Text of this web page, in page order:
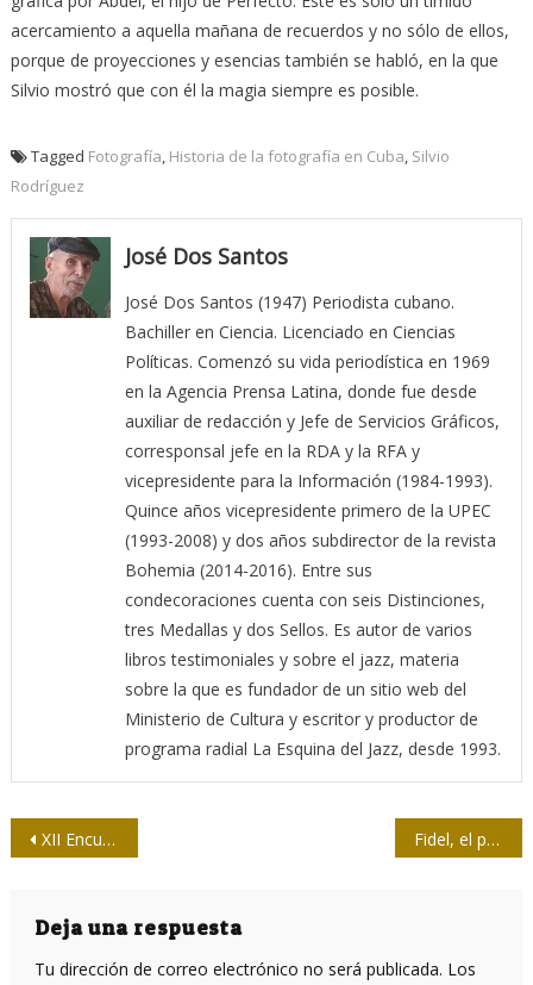
acercamiento a aquella mañana de recuerdos y no sólo de ellos,
porque de proyecciones y esencias también se habló, en la que
Silvio mostró que con él la magia siempre es posible.
Tagged Fotografía, Historia de la fotografía en Cuba, Silvio
Rodríguez
José Dos Santos
José Dos Santos (1947) Periodista cubano.
Bachiller en Ciencia. Licenciado en Ciencias
Políticas. Comenzó su vida periodística en 1969
en la Agencia Prensa Latina, donde fue desde
auxiliar de redacción y Jefe de Servicios Gráficos,
corresponsal jefe en la RDA y la RFA y
vicepresidente para la Información (1984-1993).
Quince años vicepresidente primero de la UPEC
(1993-2008) y dos años subdirector de la revista
Bohemia (2014-2016). Entre sus
condecoraciones cuenta con seis Distinciones,
tres Medallas y dos Sellos. Es autor de varios
libros testimoniales y sobre el jazz, materia
sobre la que es fundador de un sitio web del
Ministerio de Cultura y escritor y productor de
programa radial La Esquina del Jazz, desde 1993.
Navegación
entradas
XII Encuentro de Economía y Administración Upec Fidel, el poder político y la nueva cultura comunicacional
Deja una respuesta
Tu dirección de correo electrónico no será publicada. Los